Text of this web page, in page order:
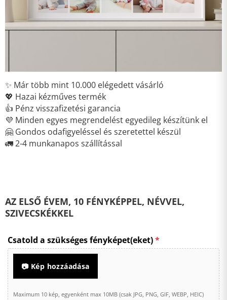
✨ Már több mint 10.000 elégedett vásárló
💖 Hazai kézműves termék
👍 Pénz visszafizetési garancia
💜 Minden egyes megrendelést egyedileg készítünk el
🤗 Gondos odafigyeléssel és szeretettel készül
🚛 2-4 munkanapos szállítással
AZ ELSŐ ÉVEM, 10 FÉNYKÉPPEL, NÉVVEL,
SZIVECSKÉKKEL
Csatold a szükséges fényképet(eket)*
📷 Kép hozzáadása
Maximum 10 kép, egyenként max 10MB (csak JPG, PNG, GIF, WEBP, HEIC)